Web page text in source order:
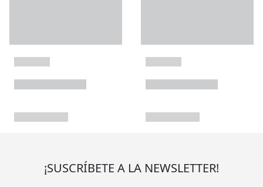
¡SUSCRÍBETE A LA NEWSLETTER!